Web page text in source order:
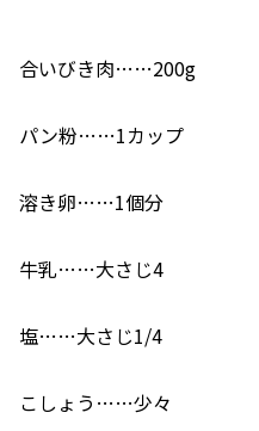
合いびき肉……200g
パン粉……1カップ
溶き卵……1個分
牛乳……大さじ4
塩……大さじ1/4
こしょう……少々